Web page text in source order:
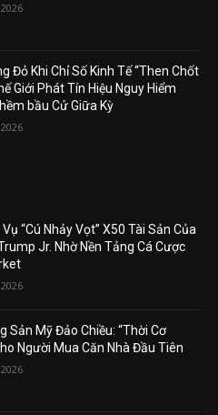
Đỏ Khi Chỉ Số Kinh Tế “Then Chốt
Giới Phát Tín Hiệu Nguy Hiểm
bầu Cử Giữa Kỳ
“Cú Nhảy Vọt” X50 Tài Sản Của
Jr. Nhờ Nền Tảng Cá Cược
Sản Mỹ Đảo Chiều: “Thời Cơ
Người Mua Căn Nhà Đầu Tiên